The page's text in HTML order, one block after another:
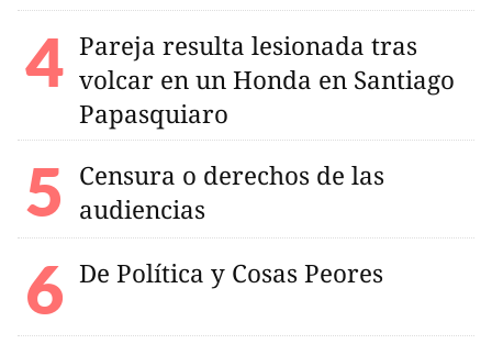
Pareja resulta lesionada tras
volcar en un Honda en Santiago
Papasquiaro
Censura o derechos de las
audiencias
De Política y Cosas Peores